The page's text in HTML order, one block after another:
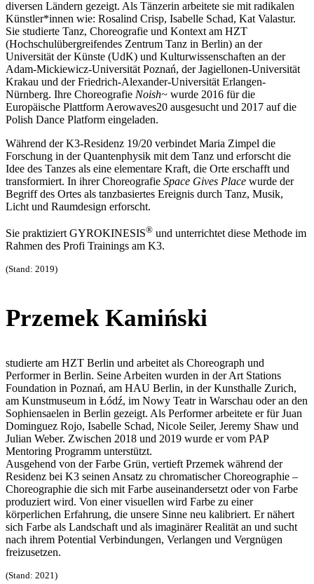
diversen Ländern gezeigt. Als Tänzerin arbeitete sie mit radikalen
Künstler*innen wie: Rosalind Crisp, Isabelle Schad, Kat Valastur.
Sie studierte Tanz, Choreografie und Kontext am HZT
(Hochschulübergreifendes Zentrum Tanz in Berlin) an der
Universität der Künste (UdK) und Kulturwissenschaften an der
Adam-Mickiewicz-Universität Poznań, der Jagiellonen-Universität
Krakau und der Friedrich-Alexander-Universität Erlangen-
Nürnberg. Ihre Choreografie Noish~ wurde 2016 für die
Europäische Plattform Aerowaves20 ausgesucht und 2017 auf die
Polish Dance Platform eingeladen.
Während der K3-Residenz 19/20 verbindet Maria Zimpel die
Forschung in der Quantenphysik mit dem Tanz und erforscht die
Idee des Tanzes als eine elementare Kraft, die Orte erschafft und
transformiert. In ihrer Choreografie Space Gives Place wurde der
Begriff des Ortes als tanzbasiertes Ereignis durch Tanz, Musik,
Licht und Raumdesign erforscht.
Sie praktiziert GYROKINESIS® und unterrichtet diese Methode im
Rahmen des Profi Trainings am K3.
(Stand: 2019)
Przemek Kamiński
studierte am HZT Berlin und arbeitet als Choreograph und
Performer in Berlin. Seine Arbeiten wurden in der Art Stations
Foundation in Poznań, am HAU Berlin, in der Kunsthalle Zurich,
am Kunstmuseum in Łódź, im Nowy Teatr in Warschau oder an den
Sophiensaelen in Berlin gezeigt. Als Performer arbeitete er für Juan
Dominguez Rojo, Isabelle Schad, Nicole Seiler, Jeremy Shaw und
Julian Weber. Zwischen 2018 und 2019 wurde er vom PAP
Mentoring Programm unterstützt.
Ausgehend von der Farbe Grün, vertieft Przemek während der
Residenz bei K3 seinen Ansatz zu chromatischer Choreographie –
Choreographie die sich mit Farbe auseinandersetzt oder von Farbe
produziert wird. Von einer visuellen wird Farbe zu einer
körperlichen Erfahrung, die unsere Sinne neu kalibriert. Er nähert
sich Farbe als Landschaft und als imaginärer Realität an und sucht
nach ihrem Potential Verbindungen, Verlangen und Vergnügen
freizusetzen.
(Stand: 2021)